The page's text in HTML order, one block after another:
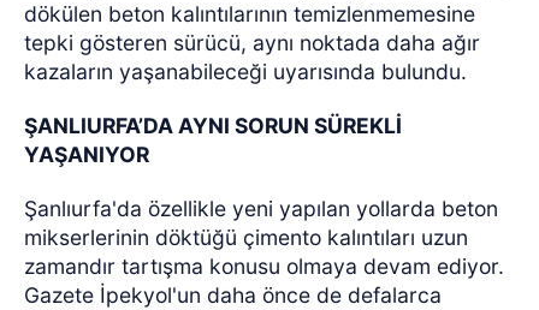
dökülen beton kalıntılarının temizlenmemesine
tepki gösteren sürücü, aynı noktada daha ağır
kazaların yaşanabileceği uyarısında bulundu.
ŞANLIURFA’DA AYNI SORUN SÜREKLİ
YAŞANIYOR
Şanlıurfa'da özellikle yeni yapılan yollarda beton
mikserlerinin döktüğü çimento kalıntıları uzun
zamandır tartışma konusu olmaya devam ediyor.
Gazete İpekyol'un daha önce de defalarca